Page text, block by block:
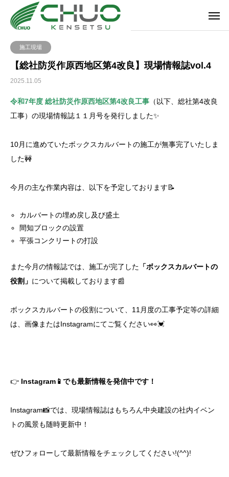
施工現場
【総社防災作原西地区第4改良】現場情報誌vol.4
2025.11.05
令和7年度 総社防災作原西地区第4改良工事 （以下、総社第4改良
工事）の現場情報誌１１月号を発行しました✨
10月に進めていたボックスカルバートの施工が無事完了いたしま
した🚧
今月の主な作業内容は、以下を予定しております📝
カルバートの埋め戻し及び盛土
間知ブロックの設置
平張コンクリートの打設
また今月の情報誌では、施工が完了した 「ボックスカルバートの
役割」 について掲載しております📰
ボックスカルバートの役割について、11月度の工事予定等の詳細
は、画像またはInstagramにてご覧ください👀💓
👉 Instagram📱でも最新情報を発信中です！
Instagram📸では、現場情報誌はもちろん中央建設の社内イベン
トの風景も随時更新中！
ぜひフォローして最新情報をチェックしてください!(^^)!